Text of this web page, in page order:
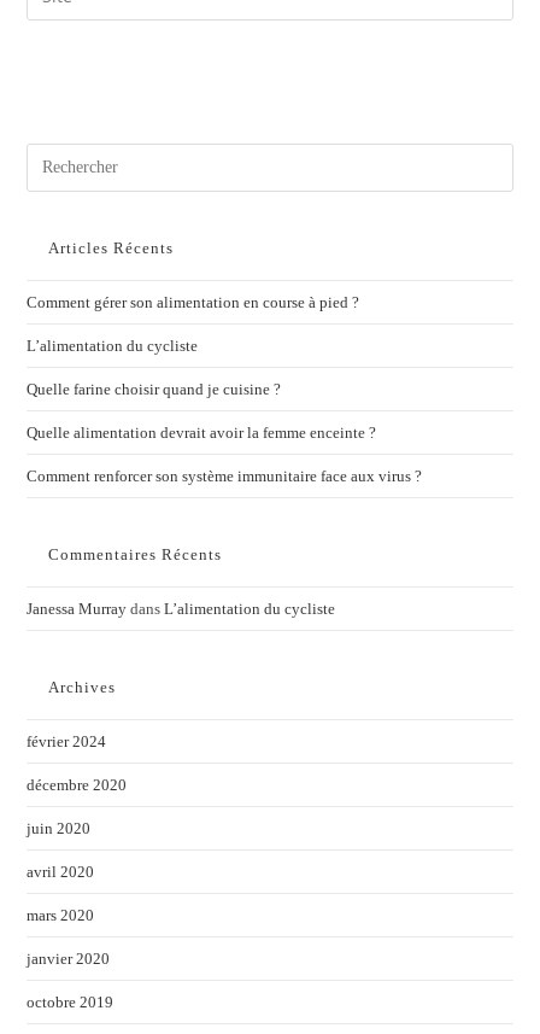
Articles Récents
Comment gérer son alimentation en course à pied ?
L’alimentation du cycliste
Quelle farine choisir quand je cuisine ?
Quelle alimentation devrait avoir la femme enceinte ?
Comment renforcer son système immunitaire face aux virus ?
Commentaires Récents
Janessa Murray dansL’alimentation du cycliste
Archives
février 2024
décembre 2020
juin 2020
avril 2020
mars 2020
janvier 2020
octobre 2019